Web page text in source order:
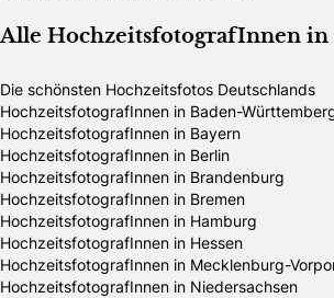
Alle HochzeitsfotografInnen in
Die schönsten Hochzeitsfotos Deutschlands
HochzeitsfotografInnen in Baden-
HochzeitsfotografInnen in Bayern
HochzeitsfotografInnen in Berlin
HochzeitsfotografInnen in Brandenburg
HochzeitsfotografInnen in Bremen
HochzeitsfotografInnen in Hamburg
HochzeitsfotografInnen in Hessen
HochzeitsfotografInnen in Mecklenburg-
HochzeitsfotografInnen in Niedersachsen